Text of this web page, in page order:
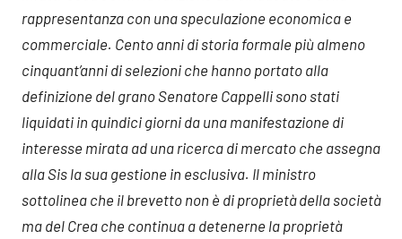
rappresentanza con una speculazione economica e
commerciale. Cento anni di storia formale più almeno
cinquant’anni di selezioni che hanno portato alla
definizione del grano Senatore Cappelli sono stati
liquidati in quindici giorni da una manifestazione di
interesse mirata ad una ricerca di mercato che assegna
alla Sis la sua gestione in esclusiva. Il ministro
sottolinea che il brevetto non è di proprietà della società
ma del Crea che continua a detenerne la proprietà